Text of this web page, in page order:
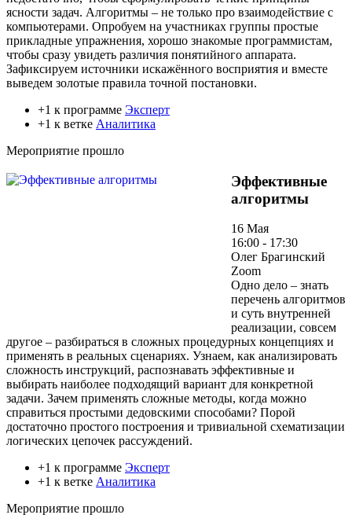
ясности задач. Алгоритмы – не только про взаимодействие с
компьютерами. Опробуем на участниках группы простые
прикладные упражнения, хорошо знакомые программистам,
чтобы сразу увидеть различия понятийного аппарата.
Зафиксируем источники искажённого восприятия и вместе
выведем золотые правила точной постановки.
+1 к программе Эксперт
+1 к ветке Аналитика
Мероприятие прошло
Эффективные
алгоритмы
16 Мая
16:00 - 17:30
Олег Брагинский
Zoom
Одно дело – знать
перечень алгоритмов
и суть внутренней
реализации, совсем
другое – разбираться в сложных процедурных концепциях и
применять в реальных сценариях. Узнаем, как анализировать
сложность инструкций, распознавать эффективные и
выбирать наиболее подходящий вариант для конкретной
задачи. Зачем применять сложные методы, когда можно
справиться простыми дедовскими способами? Порой
достаточно простого построения и тривиальной схематизации
логических цепочек рассуждений.
+1 к программе Эксперт
+1 к ветке Аналитика
Мероприятие прошло